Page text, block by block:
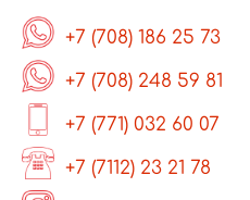
content
+7 (708) 186 25 73
+7 (708) 248 59 81
+7 (771) 032 60 07
+7 (7112) 23 21 78